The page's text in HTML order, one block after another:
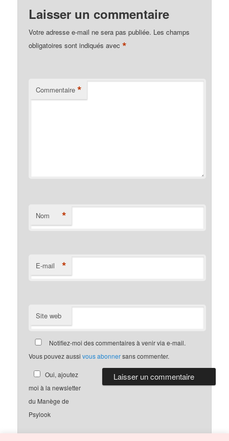
Laisser un commentaire
Votre adresse e-mail ne sera pas publiée. Les champs
obligatoires sont indiqués avec*
Commentaire *
Nom *
E-mail *
Site web
Notifiez-moi des commentaires à venir via e-mail.
Vous pouvez aussivous abonnersans commenter.
Oui, ajoutez
moi à la newsletter
du Manège de
Psylook